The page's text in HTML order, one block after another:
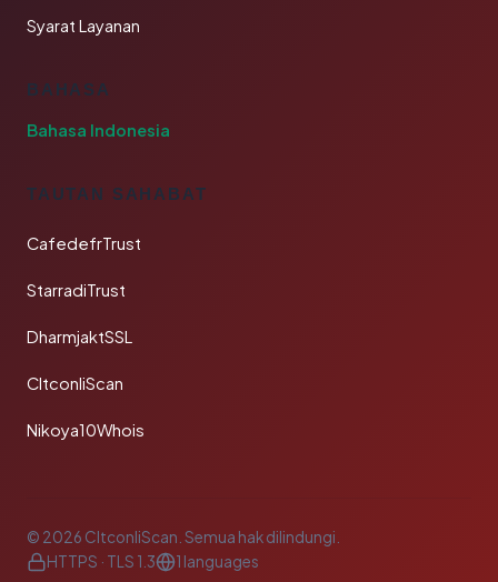
Syarat Layanan
BAHASA
Bahasa Indonesia
TAUTAN SAHABAT
CafedefrTrust
StarradiTrust
DharmjaktSSL
CltconliScan
Nikoya10Whois
© 2026 CltconliScan. Semua hak dilindungi.
HTTPS · TLS 1.3
1 languages